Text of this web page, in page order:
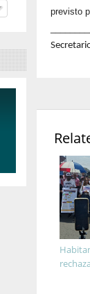
previsto